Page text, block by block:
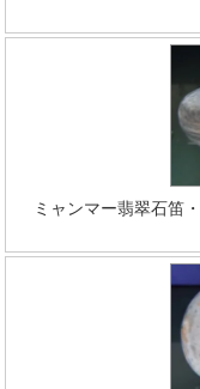
ミャンマー翡翠石笛